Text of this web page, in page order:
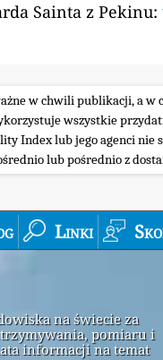
Sainta z Pekinu:
w chwili publikacji, a w
wszystkie
Index lub jego agenci nie
lub pośrednio z
Linki
na świecie za
pomiaru i
informacji na temat